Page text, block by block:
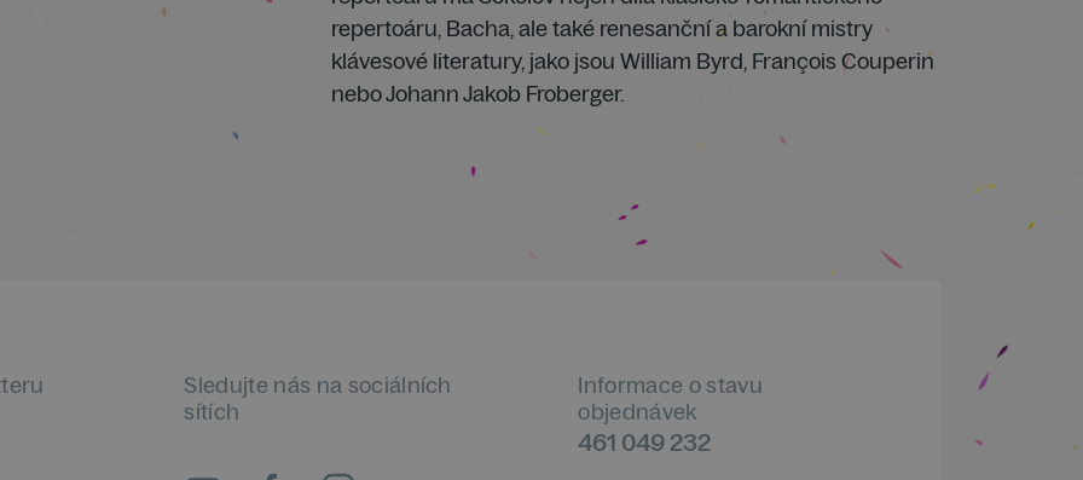
repertoáru, Bacha, ale také renesanční a barokní mistry
klávesové literatury, jako jsou William Byrd, François Couperin
nebo Johann Jakob Froberger.
Sledujte nás na sociálních
sítích
Informace o stavu
objednávek
461 049 232